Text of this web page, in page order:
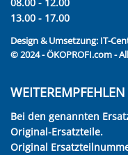
13.00 - 17.00
Design & Umsetzung: IT-
© 2024 - ÖKOPROFI.com -
WEITEREMPFEHLEN
Bei den genannten
Original-Ersatzteile.
Original